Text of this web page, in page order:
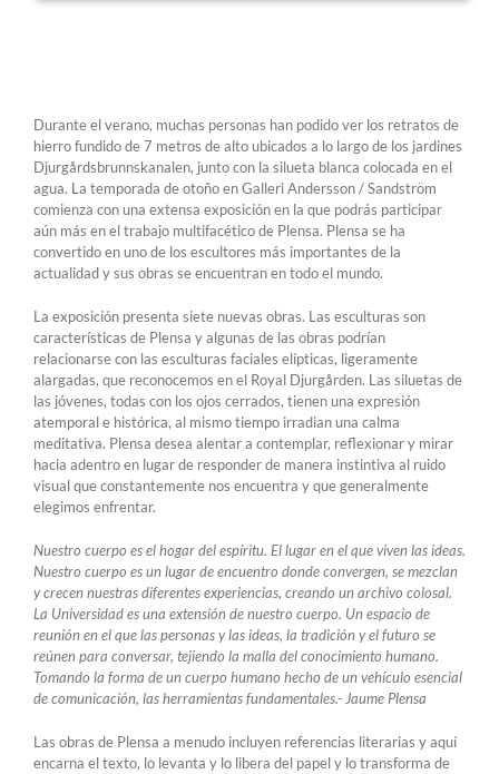
Durante el verano, muchas personas han podido ver los retratos de
hierro fundido de 7 metros de alto ubicados a lo largo de los jardines
Djurgårdsbrunnskanalen, junto con la silueta blanca colocada en el
agua. La temporada de otoño en Galleri Andersson / Sandström
comienza con una extensa exposición en la que podrás participar
aún más en el trabajo multifacético de Plensa. Plensa se ha
convertido en uno de los escultores más importantes de la
actualidad y sus obras se encuentran en todo el mundo.
La exposición presenta siete nuevas obras. Las esculturas son
características de Plensa y algunas de las obras podrían
relacionarse con las esculturas faciales elípticas, ligeramente
alargadas, que reconocemos en el Royal Djurgården. Las siluetas de
las jóvenes, todas con los ojos cerrados, tienen una expresión
atemporal e histórica, al mismo tiempo irradian una calma
meditativa. Plensa desea alentar a contemplar, reflexionar y mirar
hacia adentro en lugar de responder de manera instintiva al ruido
visual que constantemente nos encuentra y que generalmente
elegimos enfrentar.
Nuestro cuerpo es el hogar del espíritu. El lugar en el que viven las ideas.
Nuestro cuerpo es un lugar de encuentro donde convergen, se mezclan
y crecen nuestras diferentes experiencias, creando un archivo colosal.
La Universidad es una extensión de nuestro cuerpo. Un espacio de
reunión en el que las personas y las ideas, la tradición y el futuro se
reúnen para conversar, tejiendo la malla del conocimiento humano.
Tomando la forma de un cuerpo humano hecho de un vehículo esencial
de comunicación, las herramientas fundamentales.- Jaume Plensa
Las obras de Plensa a menudo incluyen referencias literarias y aquí
encarna el texto, lo levanta y lo libera del papel y lo transforma de